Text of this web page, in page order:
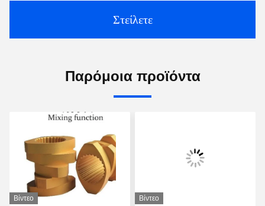
Στείλετε
Παρόμοια προϊόντα
Βίντεο Βίντεο